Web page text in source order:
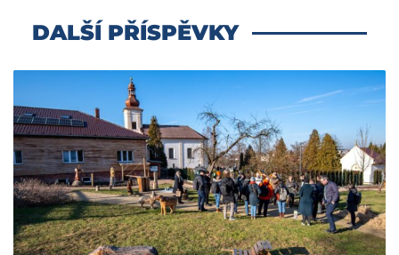
DALŠÍ PŘÍSPĚVKY